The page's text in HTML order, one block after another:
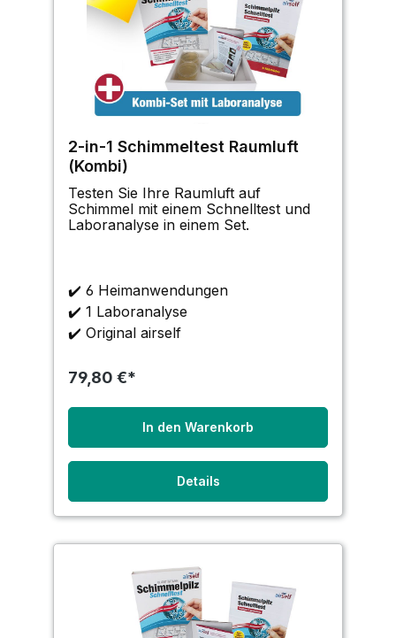
2-in-1 Schimmeltest Raumluft
(Kombi)
Testen Sie Ihre Raumluft auf
Schimmel mit einem Schnelltest und
Laboranalyse in einem Set.
✔️ 6 Heimanwendungen
✔️ 1 Laboranalyse
✔️ Original airself
79,80 €*
In den Warenkorb
Details